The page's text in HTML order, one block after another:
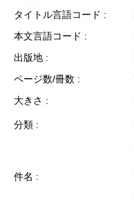
タイトル言語コード
本文言語コード
出版地
ページ数/冊数
大きさ
分類
件名